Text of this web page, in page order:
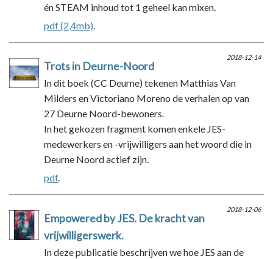
én STEAM inhoud tot 1 geheel kan mixen.
pdf (2,4mb).
2018-12-14
Trots in Deurne-Noord
In dit boek (CC Deurne) tekenen Matthias Van
Milders en Victoriano Moreno de verhalen op van
27 Deurne Noord-bewoners.
In het gekozen fragment komen enkele JES-
medewerkers en -vrijwilligers aan het woord die in
Deurne Noord actief zijn.
pdf.
2018-12-06
Empowered by JES. De kracht van
vrijwilligerswerk.
In deze publicatie beschrijven we hoe JES aan de